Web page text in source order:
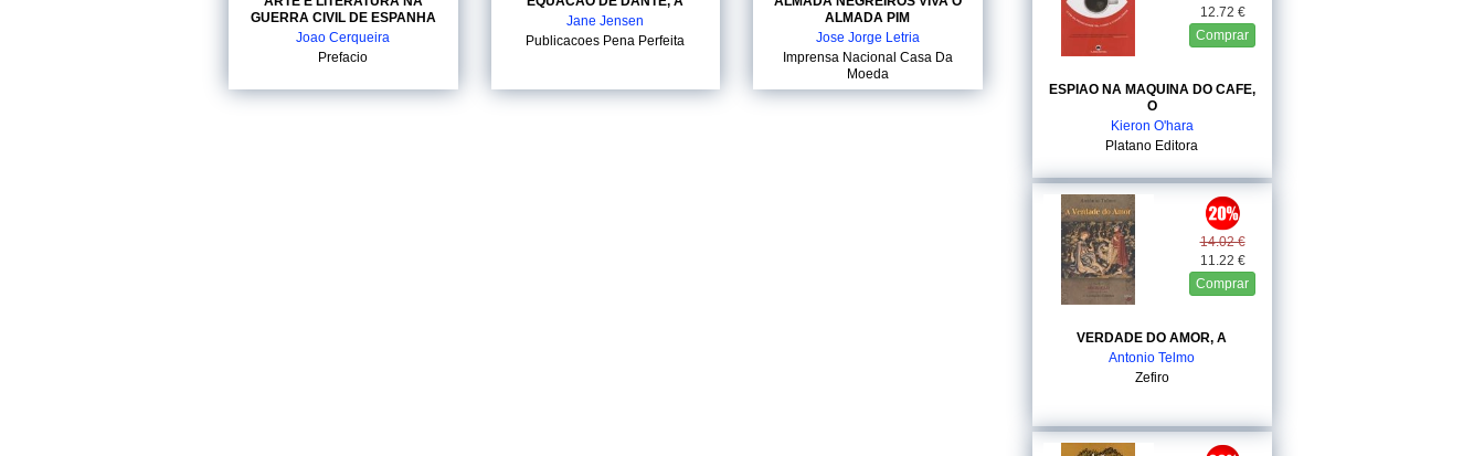
GUERRA CIVIL DE ESPANHA
Joao Cerqueira
Prefacio
Jane Jensen
Publicacoes Pena Perfeita
ALMADA PIM
Jose Jorge Letria
Imprensa Nacional Casa Da
Moeda
12.72 €
Comprar
ESPIAO NA MAQUINA DO CAFE,
O
Kieron O'hara
Platano Editora
14.02 €
11.22 €
Comprar
VERDADE DO AMOR, A
Antonio Telmo
Zefiro